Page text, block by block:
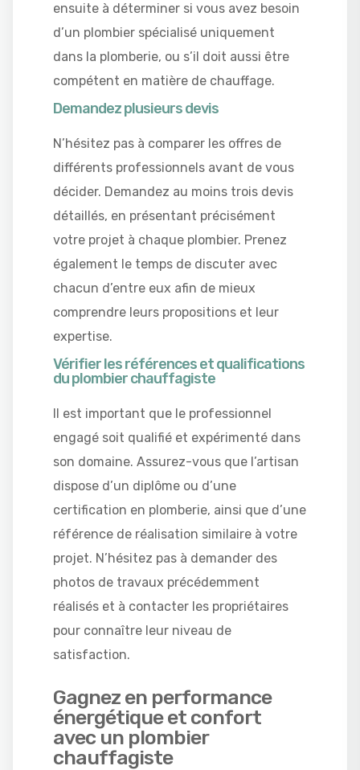
ensuite à déterminer si vous avez besoin
d’un plombier spécialisé uniquement
dans la plomberie, ou s’il doit aussi être
compétent en matière de chauffage.
Demandez plusieurs devis
N’hésitez pas à comparer les offres de
différents professionnels avant de vous
décider. Demandez au moins trois devis
détaillés, en présentant précisément
votre projet à chaque plombier. Prenez
également le temps de discuter avec
chacun d’entre eux afin de mieux
comprendre leurs propositions et leur
expertise.
Vérifier les références et qualifications
du plombier chauffagiste
Il est important que le professionnel
engagé soit qualifié et expérimenté dans
son domaine. Assurez-vous que l’artisan
dispose d’un diplôme ou d’une
certification en plomberie, ainsi que d’une
référence de réalisation similaire à votre
projet. N’hésitez pas à demander des
photos de travaux précédemment
réalisés et à contacter les propriétaires
pour connaître leur niveau de
satisfaction.
Gagnez en performance
énergétique et confort
avec un plombier
chauffagiste